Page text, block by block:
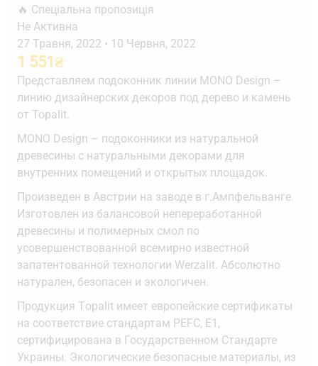
🔥 Спеціальна пропозиція
Не Активна
27 Травня, 2022 • 10 Червня, 2022
1 551 ₴
Представляем подоконник линии MONO Design –
линию дизайнерских декоров под дерево и камень
от Topalit.
MONO Design – подоконники из натуральной
древесины с натуральными декорами для
внутренних помещений и открытых площадок.
Произведен в Австрии на заводе в г.Ампфельванге.
Изготовлен из балансовой непереработанной
древесины и полимерных смол по
усовершенствованной всемирно известной
запатентованной технологии Werzalit. Абсолютно
натурален, безопасен и экологичен.
Продукция Тopalit имеет европейские сертификаты
на соответствие стандартам PEFC, Е1,
сертифицирована в Государственном Стандарте
Украины. Экологические безопасные материалы, из